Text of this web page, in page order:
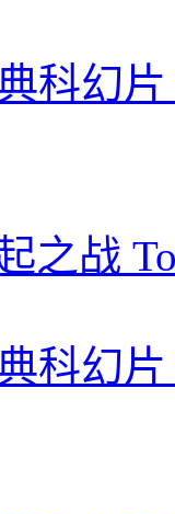
科幻
之战
科幻